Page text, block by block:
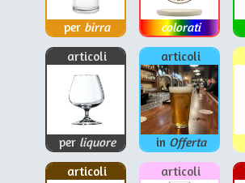
per birra colorati
articoli
per liquore
articoli
in Offerta
articoli
articoli